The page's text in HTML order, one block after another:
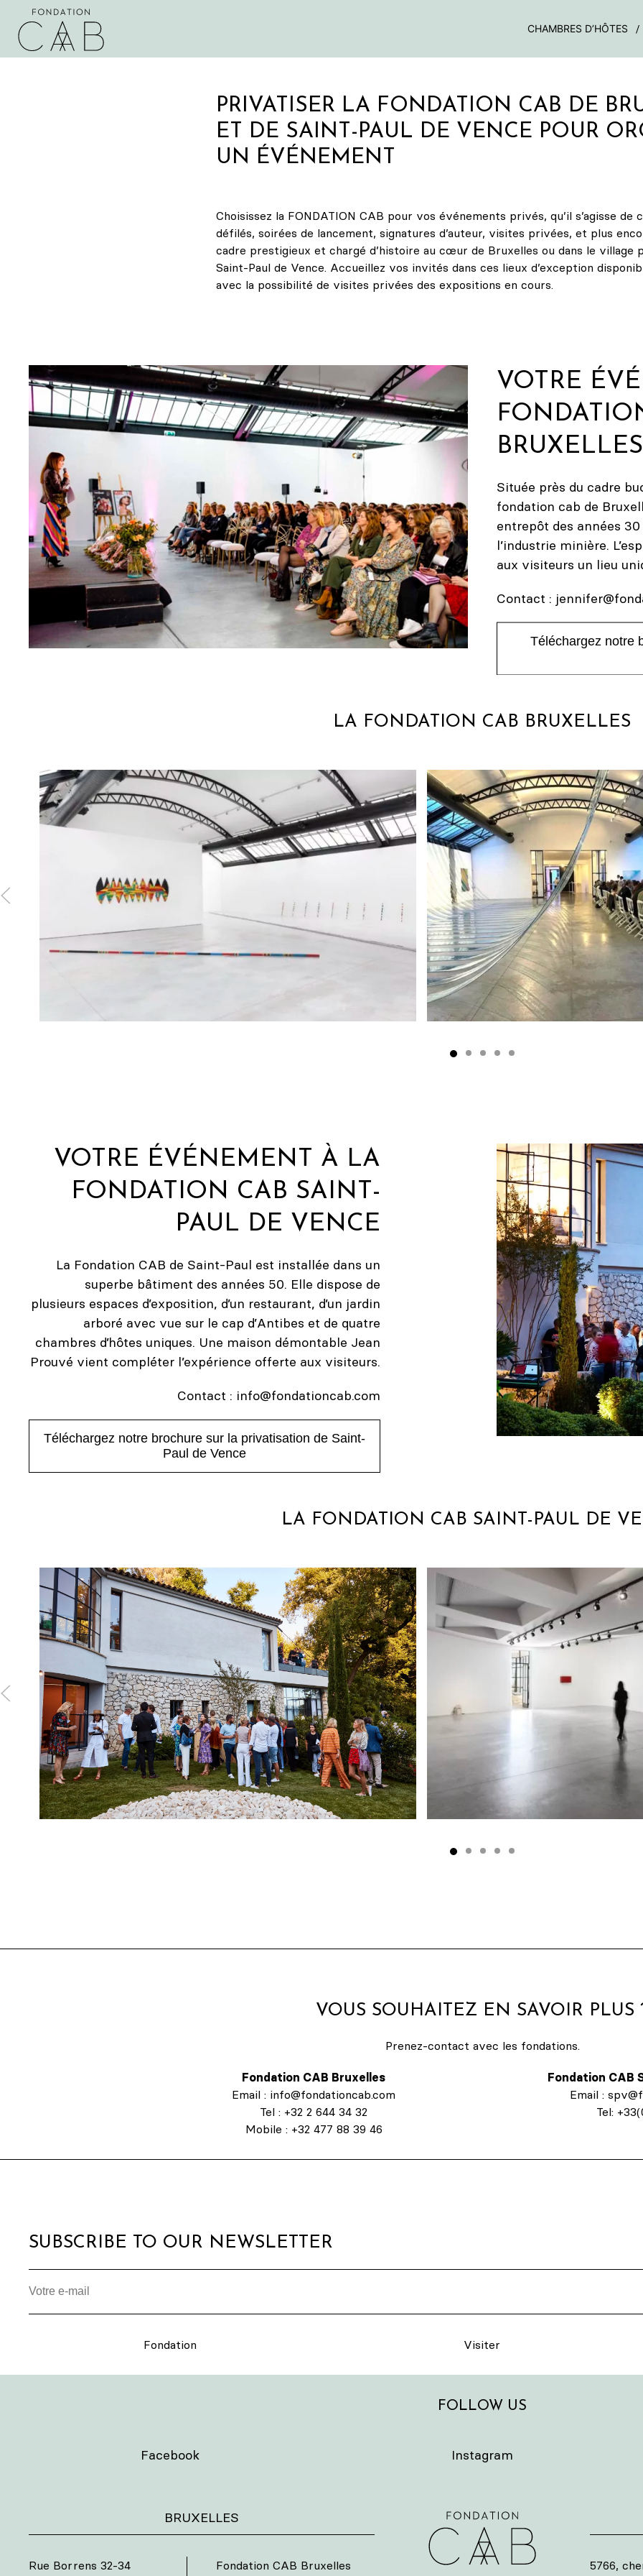
CHAMBRES D’HÔTES
PRIVATISER LA FONDATION CAB DE
ET DE SAINT-PAUL DE VENCE POUR
UN ÉVÉNEMENT
Choisissez la FONDATION CAB pour vos événements privés, qu’il s’agisse de
défilés, soirées de lancement, signatures d’auteur, visites privées, et plus
cadre prestigieux et chargé d’histoire au cœur de Bruxelles ou dans le village
Saint-Paul de Vence. Accueillez vos invités dans ces lieux d’exception
avec la possibilité de visites privées des expositions en cours.
VOTRE
BRUXELLES
Située près du cadre
fondation cab de
entrepôt des années
l’industrie minière.
aux visiteurs un lieu
Contact :
Téléchargez notre
LA FONDATION CAB BRUXELLES
VOTRE ÉVÉNEMENT À LA
FONDATION CAB SAINT-
PAUL DE VENCE
La Fondation CAB de Saint-Paul est installée dans un
superbe bâtiment des années 50. Elle dispose de
plusieurs espaces d’exposition, d’un restaurant, d’un jardin
arboré avec vue sur le cap d’Antibes et de quatre
chambres d’hôtes uniques. Une maison démontable Jean
Prouvé vient compléter l’expérience offerte aux visiteurs.
Contact : info@fondationcab.com
Téléchargez notre brochure sur la privatisation de Saint-
Paul de Vence
LA FONDATION CAB SAINT-PAUL DE
VOUS SOUHAITEZ EN SAVOIR PLUS
Prenez-contact avec les fondations.
Fondation CAB Bruxelles
Email : info@fondationcab.com
Tel : +32 2 644 34 32
Mobile : +32 477 88 39 46
Fondation CAB
Email :
Tel:
SUBSCRIBE TO OUR NEWSLETTER
Fondation Visiter
FOLLOW US
Facebook Instagram
BRUXELLES
Rue Borrens 32-34
Fondation CAB Bruxelles
5766,